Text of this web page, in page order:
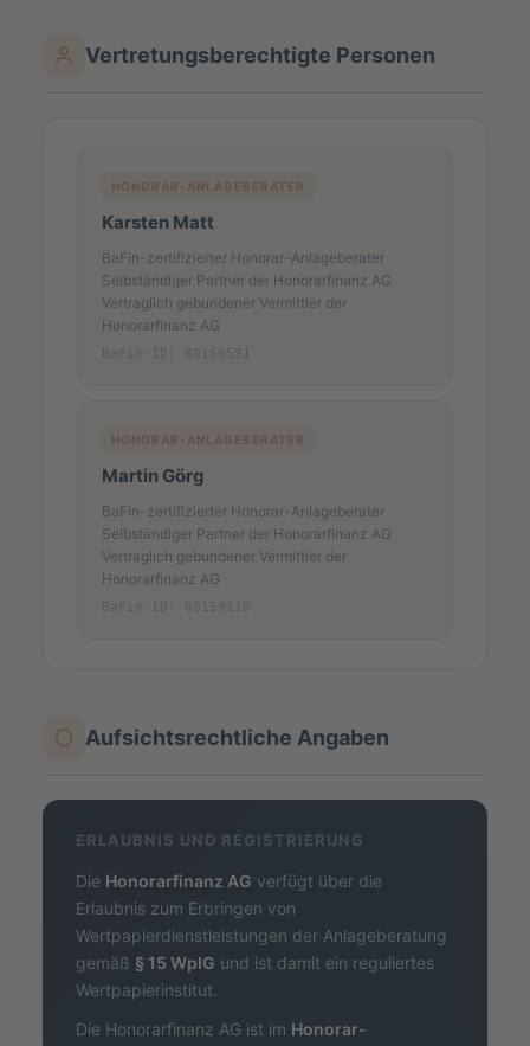
Vertretungsberechtigte Personen
HONORAR-ANLAGEBERATER
Karsten Matt
BaFin-zertifizierter Honorar-Anlageberater
Selbständiger Partner der Honorarfinanz AG
Vertraglich gebundener Vermittler der
Honorarfinanz AG
BaFin-ID: 80159591
HONORAR-ANLAGEBERATER
Martin Görg
BaFin-zertifizierter Honorar-Anlageberater
Selbständiger Partner der Honorarfinanz AG
Vertraglich gebundener Vermittler der
Honorarfinanz AG
BaFin-ID: 80159118
Aufsichtsrechtliche Angaben
ERLAUBNIS UND REGISTRIERUNG
Die Honorarfinanz AG verfügt über die
Erlaubnis zum Erbringen von
Wertpapierdienstleistungen der Anlageberatung
gemäß § 15 WpIG und ist damit ein reguliertes
Wertpapierinstitut.
Die Honorarfinanz AG ist im Honorar-